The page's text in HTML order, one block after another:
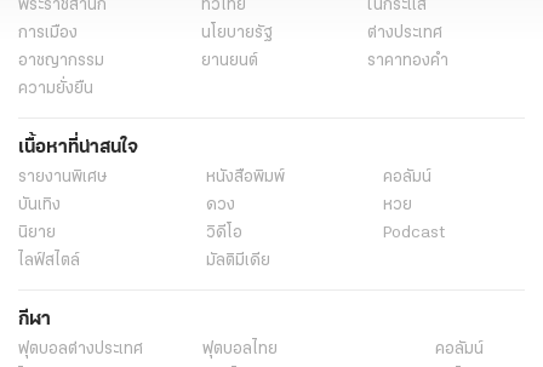
พระราชสำนัก ทั่วไทย
ในกระแส
การเมือง
นโยบายรัฐ
ต่างประเทศ
อาชญากรรม
ยานยนต์
ราคาทองคำ
ความยั่งยืน
เนื้อหาที่น่าสนใจ
รายงานพิเศษ หนังสือพิมพ์
คอลัมน์
บันเทิง
ดวง
หวย
นิยาย
วิดีโอ
Podcast
ไลฟ์สไตล์
มัลติมีเดีย
กีฬา
ฟุตบอลต่่างประเทศ ฟุตบอลไทย
คอลัมน์